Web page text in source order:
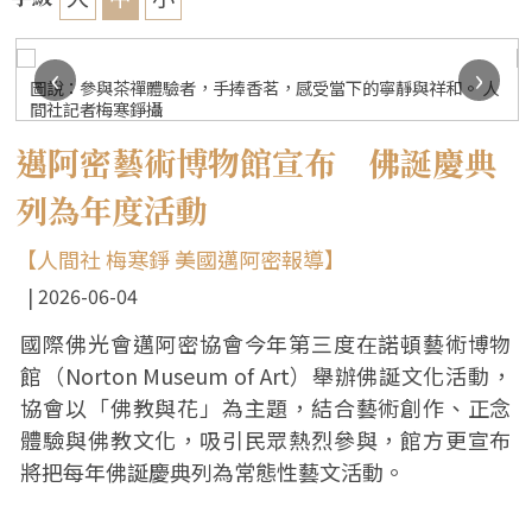
圖說：參與茶禪體驗者，手捧香茗，感受當下的寧靜與祥和。 人
間社記者梅寒錚攝
‹
›
邁阿密藝術博物館宣布 佛誕慶典
列為年度活動
【人間社 梅寒錚 美國邁阿密報導】
2026-06-04
國際佛光會邁阿密協會今年第三度在諾頓藝術博物
館（Norton Museum of Art）舉辦佛誕文化活動，
協會以「佛教與花」為主題，結合藝術創作、正念
體驗與佛教文化，吸引民眾熱烈參與，館方更宣布
將把每年佛誕慶典列為常態性藝文活動。